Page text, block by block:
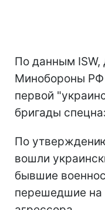
По данным ISW,
Минобороны РФ
первой
бригады
По
вошли
бывшие
перешедшие на